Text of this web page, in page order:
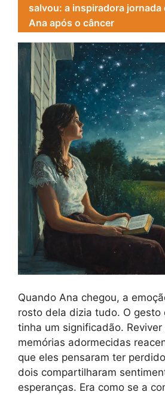
salvou: a inspiradora jornada
Ana após o câncer
Quando Ana chegou, a
rosto dela dizia tudo. O gesto
tinha um significadão. Reviver
memórias adormecidas
que eles pensaram ter
dois compartilharam
esperanças. Era como se a